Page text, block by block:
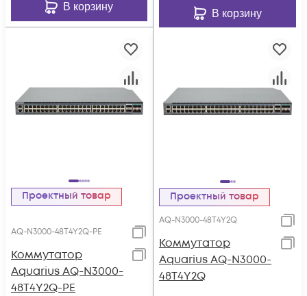
В корзину
В корзину
Проектный товар
AQ-N3000-48T4Y2Q-PE
Коммутатор
Aquarius AQ-N3000-
48T4Y2Q-PE
Проектный товар
AQ-N3000-48T4Y2Q
Коммутатор
Aquarius AQ-N3000-
48T4Y2Q